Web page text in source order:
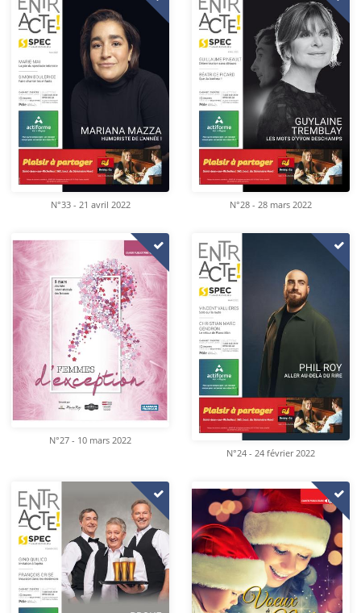
N°33 - 21 avril 2022 N°28 - 28 mars 2022
N°27 - 10 mars 2022
N°24 - 24 février 2022